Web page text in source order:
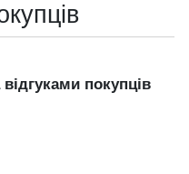
покупців